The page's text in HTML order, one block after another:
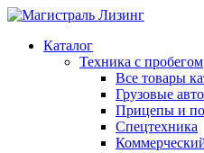
Каталог
Техника с пробегом
Все товары
Грузовые
Прицепы и
Спецтехника